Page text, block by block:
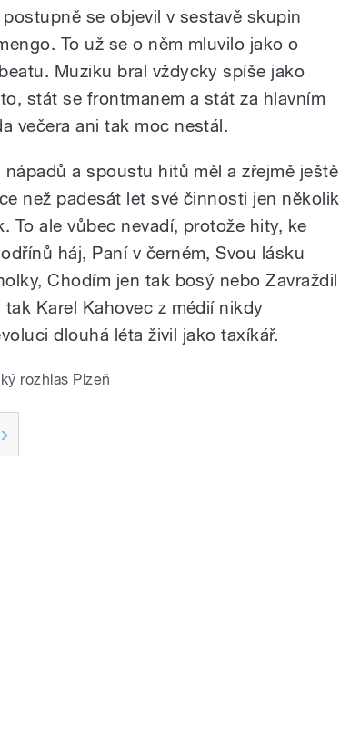
se objevil v sestavě skupin
To už se o něm mluvilo jako o
Muziku bral vždycky spíše jako
stát se frontmanem a stát za hlavním
večera ani tak moc nestál.
a spoustu hitů měl a zřejmě ještě
než padesát let své činnosti jen několik
To ale vůbec nevadí, protože hity, ke
háj, Paní v černém, Svou lásku
Chodím jen tak bosý nebo Zavraždil
Karel Kahovec z médií nikdy
dlouhá léta živil jako taxíkář.
rozhlas Plzeň